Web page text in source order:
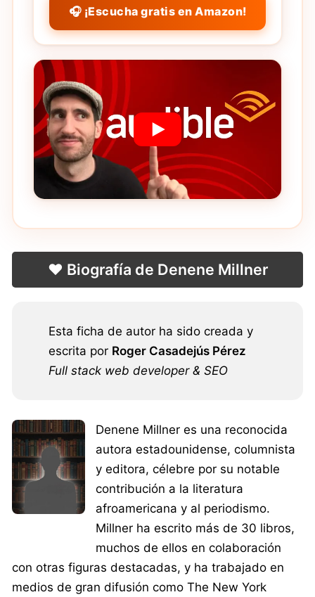
🎧 ¡Escucha gratis en Amazon!
❤️ Biografía de Denene Millner
Esta ficha de autor ha sido creada y
escrita por Roger Casadejús Pérez
Full stack web developer & SEO
Denene Millner es una reconocida
autora estadounidense, columnista
y editora, célebre por su notable
contribución a la literatura
afroamericana y al periodismo.
Millner ha escrito más de 30 libros,
muchos de ellos en colaboración
con otras figuras destacadas, y ha trabajado en
medios de gran difusión como The New York